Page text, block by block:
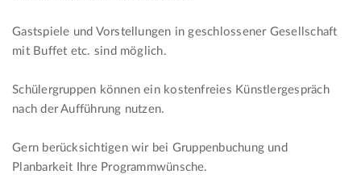
Gastspiele und Vorstellungen in geschlossener Gesellschaft
mit Buffet etc. sind möglich.
Schülergruppen können ein kostenfreies Künstlergespräch
nach der Aufführung nutzen.
Gern berücksichtigen wir bei Gruppenbuchung und
Planbarkeit Ihre Programmwünsche.